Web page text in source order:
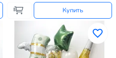
Купить